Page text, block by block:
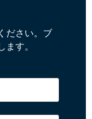
ださい。ブ
す。